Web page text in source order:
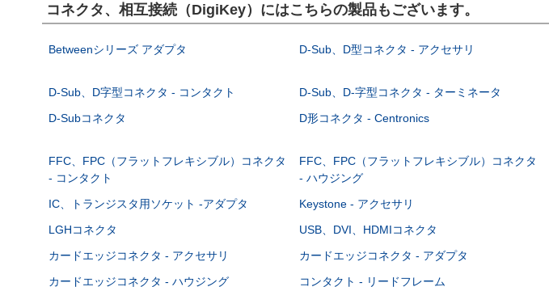
コネクタ、相互接続（DigiKey）にはこちらの製品もございます。
Betweenシリーズ アダプタ D-Sub、D型コネクタ - アクセサリ
D-Sub、D字型コネクタ - コンタクト D-Sub、D-字型コネクタ - ターミネータ
D-Subコネクタ
D形コネクタ - Centronics
FFC、FPC（フラットフレキシブル）コネクタ
- コンタクト
FFC、FPC（フラットフレキシブル）コネクタ
- ハウジング
IC、トランジスタ用ソケット -アダプタ Keystone - アクセサリ
LGHコネクタ
USB、DVI、HDMIコネクタ
カードエッジコネクタ - アクセサリ
カードエッジコネクタ - アダプタ
カードエッジコネクタ - ハウジング
コンタクト - リードフレーム